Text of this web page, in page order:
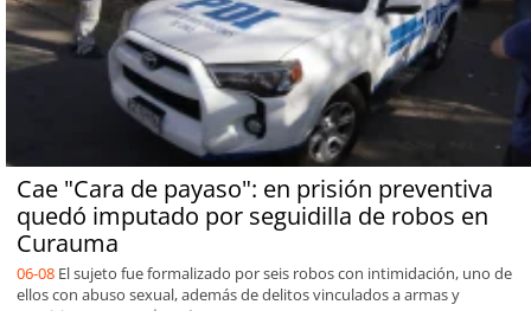
Cae "Cara de payaso": en prisión preventiva
quedó imputado por seguidilla de robos en
Curauma
06-08 El sujeto fue formalizado por seis robos con intimidación, uno de
ellos con abuso sexual, además de delitos vinculados a armas y